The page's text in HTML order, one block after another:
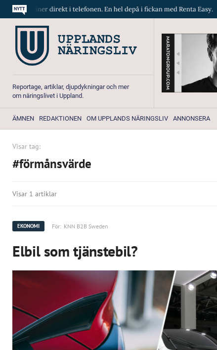
direkt i telefonen. En hel depå i fickan med Renta Easy.
Reportage, artiklar, djupdykningar och mer
om näringslivet i Uppland.
ÄMNEN REDAKTIONEN OM UPPLANDS NÄRINGSLIV ANNONSERA
Visar tag:
#förmånsvärde
Visar 1 artiklar
EKONOMI För: KNN B2B Sweden
Elbil som tjänstebil?